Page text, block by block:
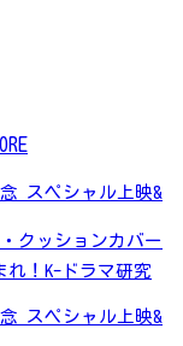
スペシャル上映&
クッションカバー
れ！K-ドラマ研究
スペシャル上映&